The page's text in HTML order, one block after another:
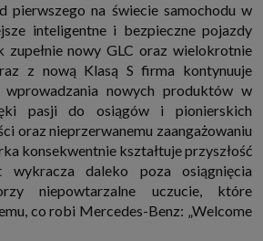
pierwszego na świecie samochodu w
inteligentne i bezpieczne pojazdy
zupełnie nowy GLC oraz wielokrotnie
z nową Klasą S firma kontynuuje
wprowadzania nowych produktów w
pasji do osiągów i pionierskich
oraz nieprzerwanemu zaangażowaniu
konsekwentnie kształtuje przyszłość
wykracza daleko poza osiągnięcia
niepowtarzalne uczucie, które
co robi Mercedes-Benz: „Welcome